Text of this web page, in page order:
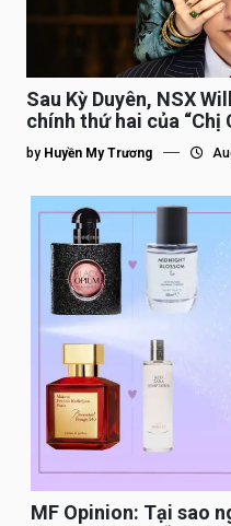
Sau Kỳ Duyên, NSX
chính thứ hai của “Chị
by Huyền My Trương
MF Opinion: Tại sao